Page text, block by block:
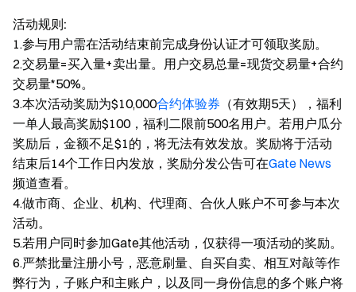
活动规则:
1.参与用户需在活动结束前完成身份认证才可领取奖励。
2.交易量=买入量+卖出量。用户交易总量=现货交易量+合约
交易量*50%。
3.本次活动奖励为$10,000合约体验券 （有效期5天），福利
一单人最高奖励$100，福利二限前500名用户。若用户瓜分
奖励后，金额不足$1的，将无法有效发放。奖励将于活动
结束后14个工作日内发放，奖励分发公告可在Gate News
频道查看。
4.做市商、企业、机构、代理商、合伙人账户不可参与本次
活动。
5.若用户同时参加Gate其他活动，仅获得一项活动的奖励。
6.严禁批量注册小号，恶意刷量、自买自卖、相互对敲等作
弊行为，子账户和主账户，以及同一身份信息的多个账户将